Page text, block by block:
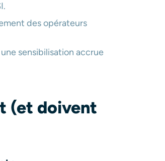
des opérateurs
sensibilisation accrue
(et doivent